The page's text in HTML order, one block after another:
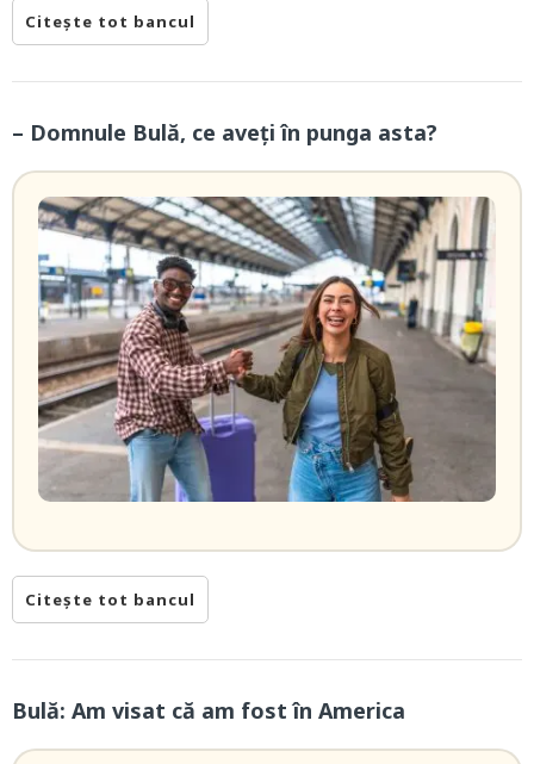
Citește tot bancul
– Domnule Bulă, ce aveți în punga asta?
Citește tot bancul
Bulă: Am visat că am fost în America